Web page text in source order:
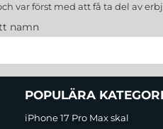
var först med att få ta del av
namn
POPULÄRA
iPhone 17 Pro Max skal